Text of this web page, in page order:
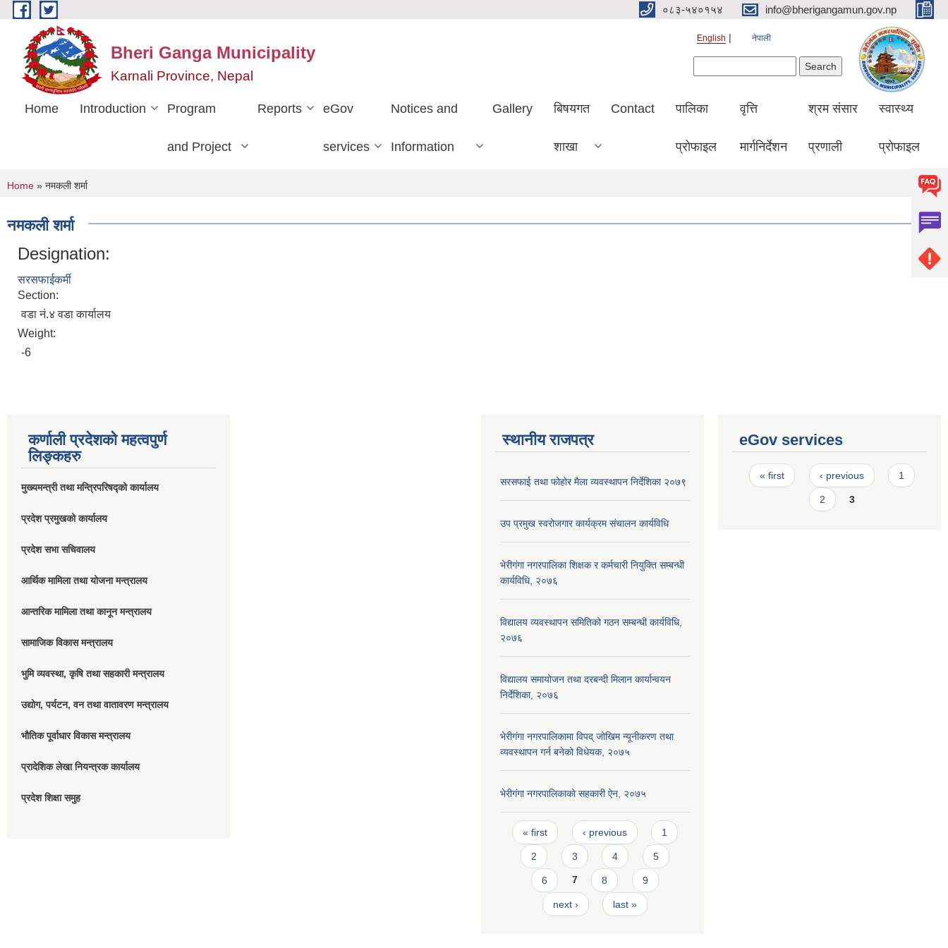
Skip to main content ०८३-५४०१५४ info@bherigangamun.gov.np
Bheri Ganga Municipality
Karnali Province, Nepal
English नेपाली
Home Introduction Program
and Project
Reports eGov
services
Notices and
Information
Gallery बिषयगत
शाखा
Contact पालिका
प्रोफाइल
वृत्ति
मार्गनिर्देशन
श्रम संसार
प्रणाली
स्वास्थ्य
प्रोफाइल
You are here
Home » नमकली शर्मा
नमकली शर्मा
Designation:
सरसफाईकर्मी
Section:
वडा नं.४ वडा कार्यालय
Weight:
-6
कर्णाली प्रदेशको महत्वपुर्ण
लिङ्कहरु
मुख्यमन्त्री तथा मन्त्रिपरिषद्को कार्यालय
प्रदेश प्रमुखको कार्यालय
प्रदेश सभा सचिवालय
आर्थिक मामिला तथा योजना मन्त्रालय
आन्तरिक मामिला तथा कानून मन्त्रालय
सामाजिक विकास मन्त्रालय
भुमि व्यवस्था, कृषि तथा सहकारी मन्त्रालय
उद्योग, पर्यटन, वन तथा वातावरण मन्त्रालय
भौतिक पूर्वाधार विकास मन्त्रालय
प्रादेशिक लेखा नियन्त्रक कार्यालय
प्रदेश शिक्षा समुह
स्थानीय राजपत्र
सरसफाई तथा फोहोर मैला व्यवस्थापन निर्देशिका २०७९
उप प्रमुख स्वरोजगार कार्यक्रम संचालन कार्यविधि
भेरीगंगा नगरपालिका शिक्षक र कर्मचारी नियुक्ति सम्बन्धी
कार्यविधि, २०७६
विद्यालय व्यवस्थापन समितिको गठन सम्बन्धी कार्यविधि,
२०७६
विद्यालय समायोजन तथा दरबन्दी मिलान कार्यान्वयन
निर्देशिका, २०७६
भेरीगंगा नगरपालिकामा विपद् जोखिम न्यूनीकरण तथा
व्यवस्थापन गर्न बनेको विधेयक, २०७५
भेरीगंगा नगरपालिकाको सहकारी ऐन, २०७५
Pages
« first ‹ previous 1
2 3 4 5
6 7 8 9
next › last »
eGov services
Pages
« first ‹ previous 1
2 3